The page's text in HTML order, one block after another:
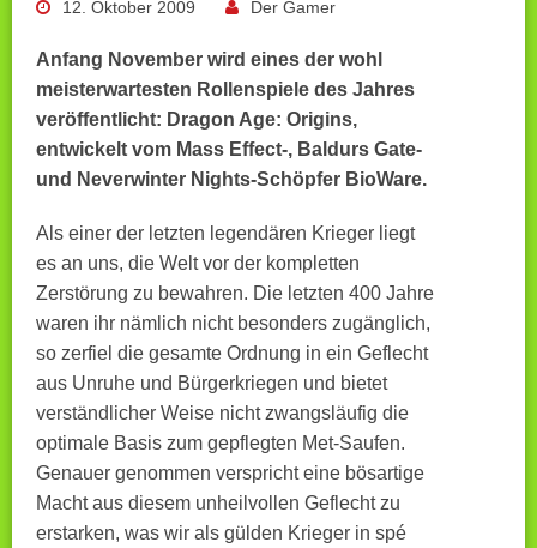
12. Oktober 2009 Der Gamer
Anfang November wird eines der wohl
meisterwartesten Rollenspiele des Jahres
veröffentlicht: Dragon Age: Origins,
entwickelt vom Mass Effect-, Baldurs Gate-
und Neverwinter Nights-Schöpfer BioWare.
Als einer der letzten legendären Krieger liegt
es an uns, die Welt vor der kompletten
Zerstörung zu bewahren. Die letzten 400 Jahre
waren ihr nämlich nicht besonders zugänglich,
so zerfiel die gesamte Ordnung in ein Geflecht
aus Unruhe und Bürgerkriegen und bietet
verständlicher Weise nicht zwangsläufig die
optimale Basis zum gepflegten Met-Saufen.
Genauer genommen verspricht eine bösartige
Macht aus diesem unheilvollen Geflecht zu
erstarken, was wir als gülden Krieger in spé